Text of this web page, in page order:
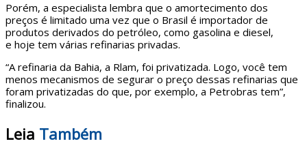
Porém, a especialista lembra que o amortecimento dos
preços é limitado uma vez que o Brasil é importador de
produtos derivados do petróleo, como gasolina e diesel,
e hoje tem várias refinarias privadas.
“A refinaria da Bahia, a Rlam, foi privatizada. Logo, você tem
menos mecanismos de segurar o preço dessas refinarias que
foram privatizadas do que, por exemplo, a Petrobras tem”,
finalizou.
Leia Também